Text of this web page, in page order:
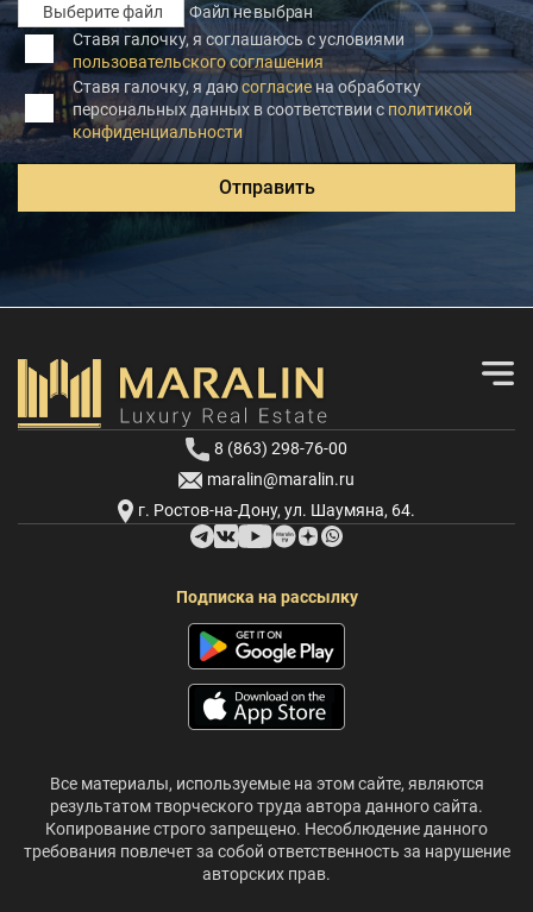
Выберите файл
Файл не выбран
Ставя галочку, я соглашаюсь с условиями
пользовательского соглашения
Ставя галочку, я даюсогласиена обработку
персональных данных в соответствии сполитикой
конфиденциальности
Отправить
8 (863) 298-76-00
maralin@maralin.ru
г. Ростов-на-Дону, ул. Шаумяна, 64.
Подписка на рассылку
Все материалы, используемые на этом сайте, являются
результатом творческого труда автора данного сайта.
Копирование строго запрещено. Несоблюдение данного
требования повлечет за собой ответственность за нарушение
авторских прав.